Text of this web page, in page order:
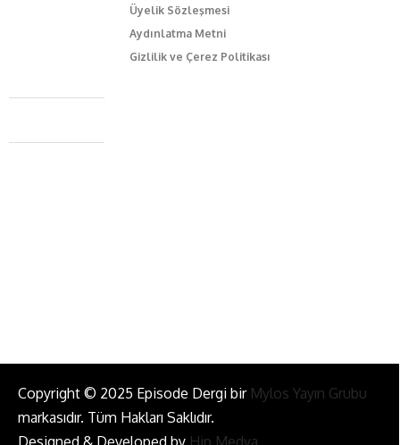
Üyelik Sözleşmesi
Aydınlatma Metni
Gizlilik ve Çerez Politikası
Caferağa Mah. Dr. Şakir Paşa Sok. No3/A Kadıköy İstanbul
+90 543 345 46 00
Copyright © 2025 Episode Dergi bir Mylos Yayın Grubu
markasıdır. Tüm Hakları Saklıdır.
Designed & Developed by Hip Medya